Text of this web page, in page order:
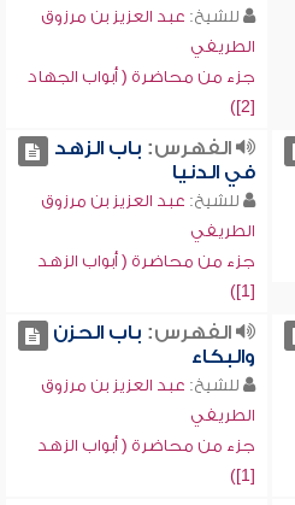
للشيخ: عبد العزيز بن مرزوق
الطريفي
جزء من محاضرة ( أبواب الجهاد
[2])
الفهرس: باب الزهد
في الدنيا
للشيخ: عبد العزيز بن مرزوق
الطريفي
جزء من محاضرة ( أبواب الزهد
[1])
الفهرس: باب الحزن
والبكاء
للشيخ: عبد العزيز بن مرزوق
الطريفي
جزء من محاضرة ( أبواب الزهد
[1])